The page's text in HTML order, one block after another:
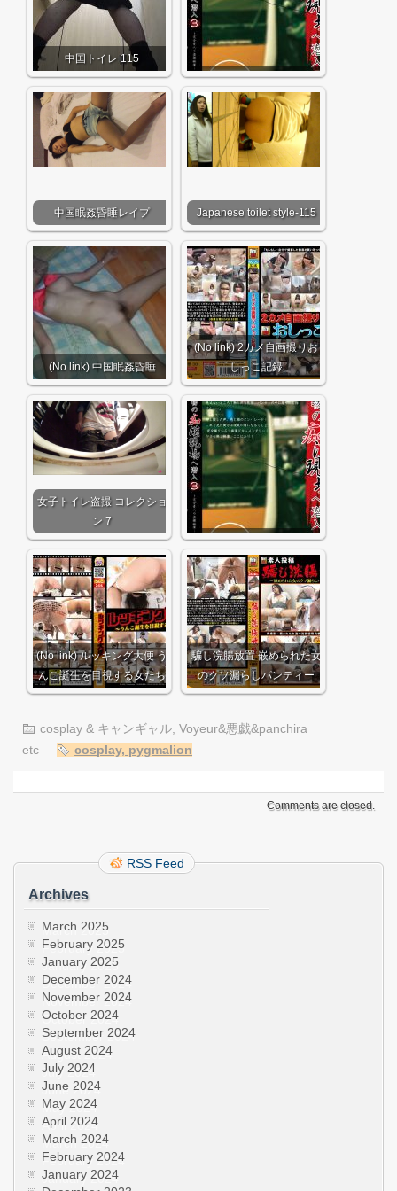
中国トイレ 115
中国眠姦昏睡レイプ Japanese toilet style-115
(No link) 中国眠姦昏睡
(No link) 2カメ自画撮りお
しっこ記録
女子トイレ盗撮 コレクショ
ン 7
(No link) ルッキング大便 う
んこ誕生を目視する女たち
騙し浣腸放置 嵌められた女
のクソ漏らしパンティー
cosplay & キャンギャル Voyeur&悪戯&panchira
etc
cosplay, pygmalion
Comments are closed.
RSS Feed
Archives
March 2025
February 2025
January 2025
December 2024
November 2024
October 2024
September 2024
August 2024
July 2024
June 2024
May 2024
April 2024
March 2024
February 2024
January 2024